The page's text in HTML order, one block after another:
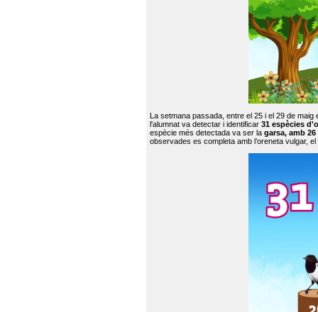
La setmana passada, entre el 25 i el 29 de
l'alumnat va detectar i identificar 31 espècies
espècie més detectada va ser la garsa, amb
observades es completa amb l’oreneta vulgar,